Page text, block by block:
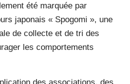
été marquée par
japonais « Spogomi », une
de collecte et de tri des
les comportements
des associations, des